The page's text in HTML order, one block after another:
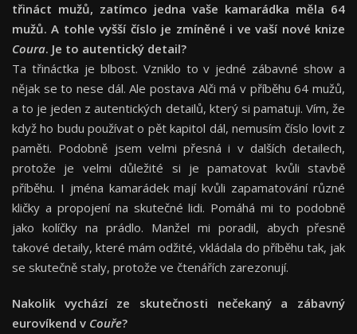
třináct mužů, zatímco jedna vaše kamarádka měla 64
mužů. A tohle vyšší číslo je zmíněné i ve vaší nové knize
Coura. Je to autentický detail?
Ta třináctka je blbost. Vzniklo to v jedné zábavné show a
nějak se to nese dál. Ale postava Alči má v příběhu 64 mužů,
a to je jeden z autentických detailů, který si pamatuji. Vím, že
když ho budu používat o pět kapitol dál, nemusím číslo lovit z
paměti. Podobně jsem velmi přesná i v dalších detailech,
protože je velmi důležité si je pamatovat kvůli stavbě
příběhu. I jména kamarádek mají kvůli zapamatování různé
kličky a propojení na skutečné lidi. Pomáhá mi to podobně
jako kolíčky na prádlo. Manžel mi poradil, abych přesně
takové detaily, které mám odžité, vkládala do příběhu tak, jak
se skutečně staly, protože ve čtenářích zarezonují.
Nakolik vychází ze skutečnosti nečekaný a zábavný
eurovíkend v Couře?